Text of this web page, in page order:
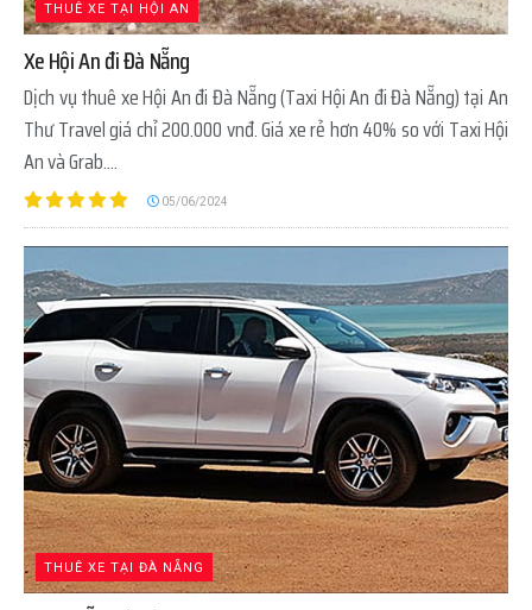
THUÊ XE TẠI HỘI AN
Xe Hội An đi Đà Nẵng
Dịch vụ thuê xe Hội An đi Đà Nẵng (Taxi Hội An đi Đà Nẵng) tại An
Thư Travel giá chỉ 200.000 vnđ. Giá xe rẻ hơn 40% so với Taxi Hội
An và Grab....
05/06/2024
THUÊ XE TẠI ĐÀ NẴNG